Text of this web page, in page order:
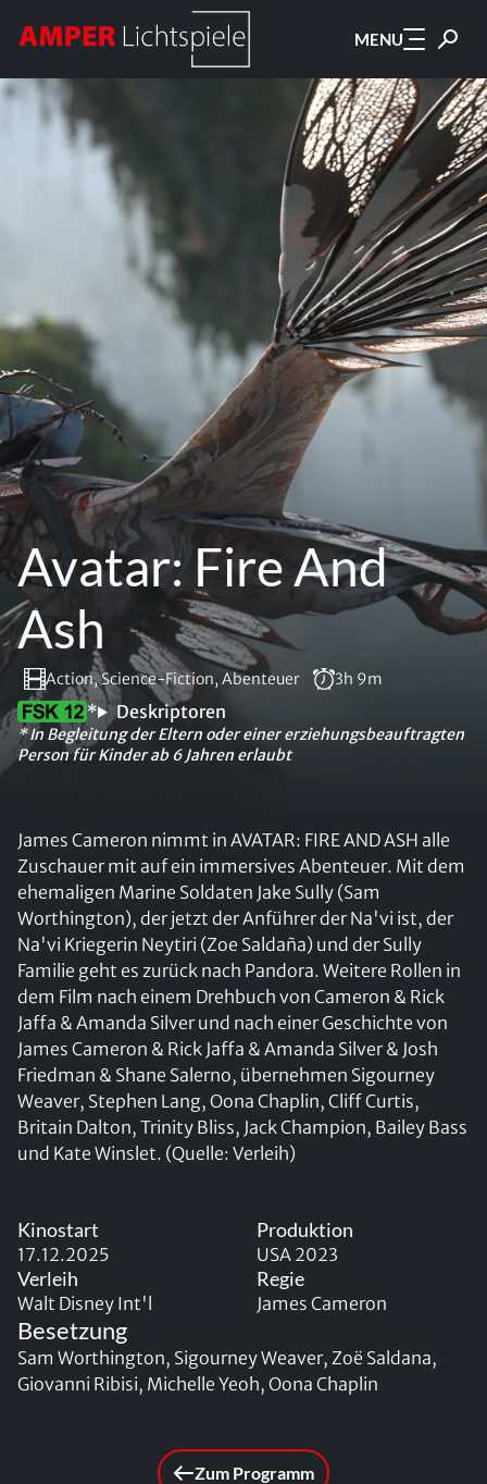
Zum Hauptinhalt springen MENU
Avatar: Fire And
Ash
Action, Science-Fiction, Abenteuer 3h 9m
* Deskriptoren
* In Begleitung der Eltern oder einer erziehungsbeauftragten
Person für Kinder ab 6 Jahren erlaubt
James Cameron nimmt in AVATAR: FIRE AND ASH alle
Zuschauer mit auf ein immersives Abenteuer. Mit dem
ehemaligen Marine Soldaten Jake Sully (Sam
Worthington), der jetzt der Anführer der Na'vi ist, der
Na'vi Kriegerin Neytiri (Zoe Saldaña) und der Sully
Familie geht es zurück nach Pandora. Weitere Rollen in
dem Film nach einem Drehbuch von Cameron & Rick
Jaffa & Amanda Silver und nach einer Geschichte von
James Cameron & Rick Jaffa & Amanda Silver & Josh
Friedman & Shane Salerno, übernehmen Sigourney
Weaver, Stephen Lang, Oona Chaplin, Cliff Curtis,
Britain Dalton, Trinity Bliss, Jack Champion, Bailey Bass
und Kate Winslet. (Quelle: Verleih)
Kinostart
17.12.2025
Produktion
USA 2023
Verleih
Walt Disney Int'l
Regie
James Cameron
Besetzung
Sam Worthington, Sigourney Weaver, Zoë Saldana,
Giovanni Ribisi, Michelle Yeoh, Oona Chaplin
Zum Programm